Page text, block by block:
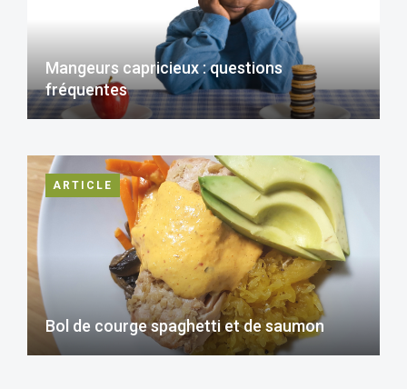
Mangeurs capricieux : questions
fréquentes
ARTICLE
Bol de courge spaghetti et de saumon